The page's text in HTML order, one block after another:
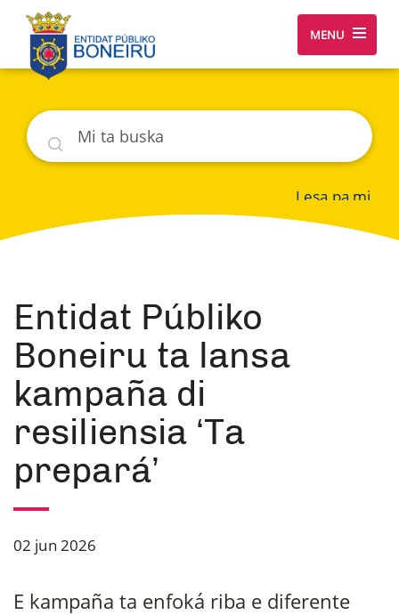
MENU
Buska
Lesa pa mi
Entidat Públiko
Boneiru ta lansa
kampaña di
resiliensia ‘Ta
prepará’
02 jun 2026
E kampaña ta enfoká riba e diferente